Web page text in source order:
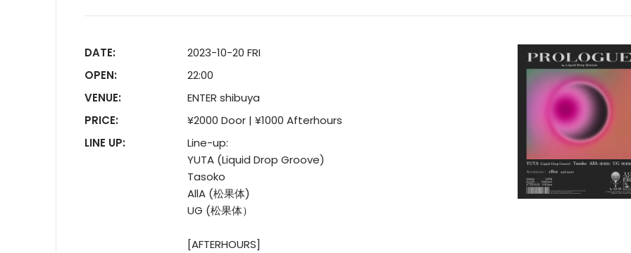
DATE:
2023-10-20 FRI
OPEN:
22:00
VENUE:
ENTER shibuya
PRICE:
¥2000 Door | ¥1000 Afterhours
LINE UP:
Line-up:
YUTA (Liquid Drop Groove)
Tasoko
AllA (松果体)
UG (松果体）
[AFTERHOURS]